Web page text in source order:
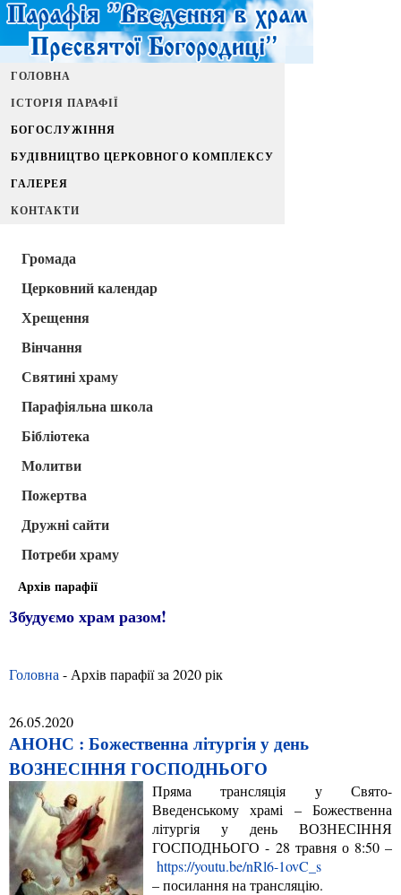
ГОЛОВНА
ІСТОРІЯ ПАРАФІЇ
БОГОСЛУЖІННЯ
БУДІВНИЦТВО ЦЕРКОВНОГО КОМПЛЕКСУ
ГАЛЕРЕЯ
КОНТАКТИ
Громада
Церковний календар
Хрещення
Вінчання
Святині храму
Парафіяльна школа
Бібліотека
Молитви
Пожертва
Дружні сайти
Потреби храму
Архів парафії
Збудуємо храм разом!
Головна - Архів парафії за 2020 рік
26.05.2020
АНОНС : Божественна літургія у день
ВОЗНЕСІННЯ ГОСПОДНЬОГО
Пряма трансляція у Свято-
Введенському храмі – Божественна
літургія у день ВОЗНЕСІННЯ
ГОСПОДНЬОГО - 28 травня о 8:50 –
https://youtu.be/nRl6-1ovC_s
– посилання на трансляцію.